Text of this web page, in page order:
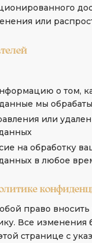
или
о том,
мы
или
на обработку
в любое
право
Все изменения
странице с